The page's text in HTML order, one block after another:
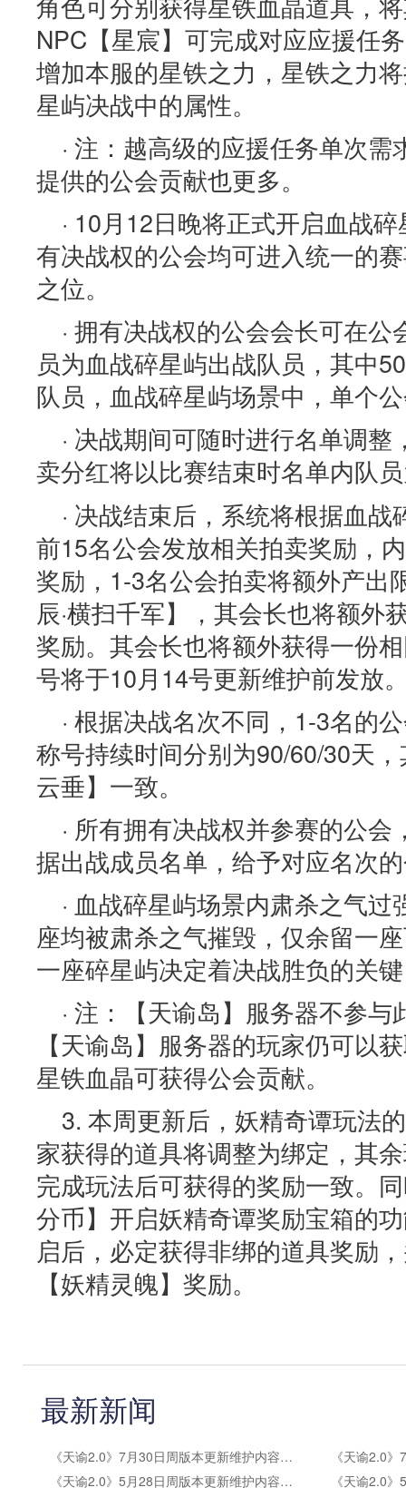
NPC【星宸】可完成对应应援任
增加本服的星铁之力，星铁之力
星屿决战中的属性。
· 注：越高级的应援任务单次
提供的公会贡献也更多。
· 10月12日晚将正式开启血战
有决战权的公会均可进入统一的
之位。
· 拥有决战权的公会会长可在
员为血战碎星屿出战队员，其中
队员，血战碎星屿场景中，单个
· 决战期间可随时进行名单调
卖分红将以比赛结束时名单内队
· 决战结束后，系统将根据血
前15名公会发放相关拍卖奖励，
奖励，1-3名公会拍卖将额外产出
辰·横扫千军】，其会长也将额外
奖励。其会长也将额外获得一份
号将于10月14号更新维护前发放
· 根据决战名次不同，1-3名的
称号持续时间分别为90/60/30天
云垂】一致。
· 所有拥有决战权并参赛的公
据出战成员名单，给予对应名次
· 血战碎星屿场景内肃杀之气
座均被肃杀之气摧毁，仅余留一
一座碎星屿决定着决战胜负的关
· 注：【天谕岛】服务器不参
【天谕岛】服务器的玩家仍可以
星铁血晶可获得公会贡献。
3. 本周更新后，妖精奇谭玩法
家获得的道具将调整为绑定，其
完成玩法后可获得的奖励一致。
分币】开启妖精奇谭奖励宝箱的
启后，必定获得非绑的道具奖励
【妖精灵魄】奖励。
最新新闻
《天谕2.0》7月30日周版本更新维护内容公告
《天谕2.0》5月28日周版本更新维护内容公告